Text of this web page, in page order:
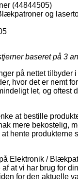
(44844505)
og
baseret på 3
på nettet tilbyder
hvor det er nemt
let, og
at bestille
mere bekostelig,
hente produkterne
Elektronik /
at vi har brug for
for den aktuelle